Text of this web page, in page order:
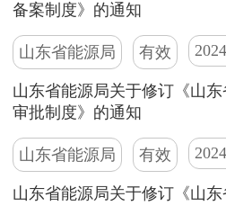
备案制度》的通知
山东省能源局 有效
山东省能源局关于修订《山
审批制度》的通知
山东省能源局 有效
山东省能源局关于修订《山